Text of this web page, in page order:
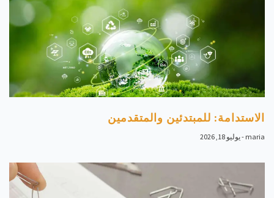
الاستدامة: للمبتدئين والمتقدمين
maria يوليو 18, 2026